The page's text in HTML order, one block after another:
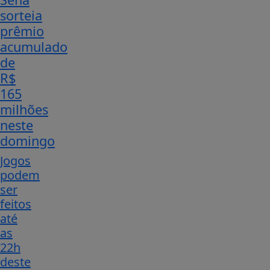
sorteia
prêmio
acumulado
de
R$
165
milhões
neste
domingo
Jogos
podem
ser
feitos
até
as
22h
deste